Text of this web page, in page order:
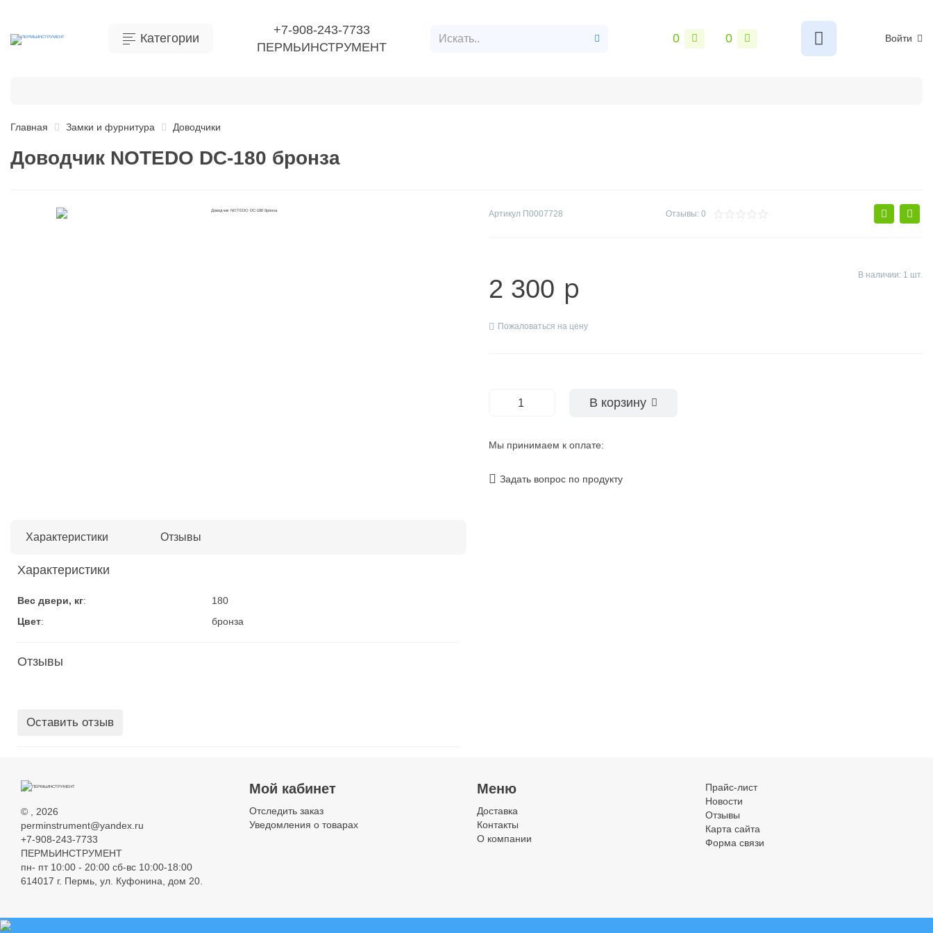
Категории
+7-908-243-7733
ПЕРМЬИНСТРУМЕНТ
0 0 Войти
Главная Замки и фурнитура Доводчики
Доводчик NOTEDO DC-180 бронза
Артикул П0007728 Отзывы: 0
2 300 p
Пожаловаться на цену
В наличии: 1 шт.
В корзину
Мы принимаем к оплате:
Задать вопрос по продукту
Характеристики Отзывы
Характеристики
Вес двери, кг:
180
Цвет: бронза
Отзывы
Оставить отзыв
©
, 2026
perminstrument@yandex.ru
+7-908-243-7733
ПЕРМЬИНСТРУМЕНТ
пн- пт 10:00 - 20:00 сб-вс 10:00-18:00
614017 г. Пермь, ул. Куфонина, дом 20.
Мой кабинет
Отследить заказ
Уведомления о товарах
Меню
Доставка
Контакты
О компании
Прайс-лист
Новости
Отзывы
Карта сайта
Форма связи